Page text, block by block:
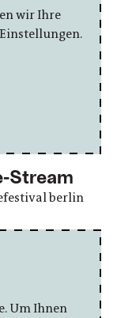
wir Ihre
Stream
berlin
Um Ihnen